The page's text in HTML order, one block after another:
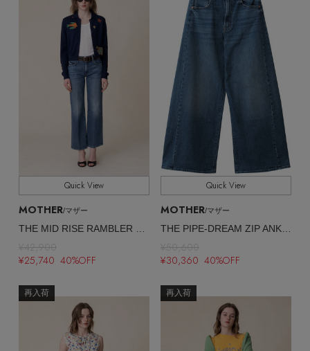
Quick View
MOTHER/マザー
¥42,900
¥25,740 40%OFF
Quick View
MOTHER/マザー
¥50,600
¥30,360 40%OFF
再入荷 再入荷